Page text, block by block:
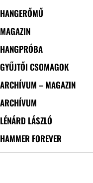
HANGERŐMŰ
MAGAZIN
HANGPRÓBA
GYŰJTŐI CSOMAGOK
ARCHÍVUM – MAGAZIN
ARCHÍVUM
LÉNÁRD LÁSZLÓ
HAMMER FOREVER